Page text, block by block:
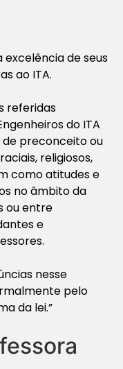
de seus
ao ITA.
referidas
do ITA
de preconceito ou
religiosos,
como atitudes e
no âmbito da
ou entre
e
nesse
pelo
da lei.”